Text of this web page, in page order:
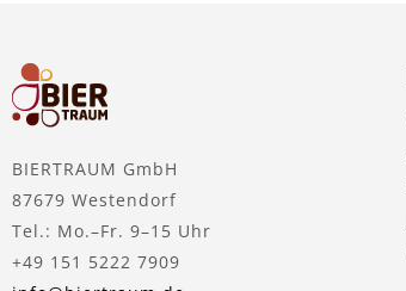
BIERTRAUM GmbH
87679 Westendorf
Tel.: Mo.–Fr. 9–15 Uhr
+49 151 5222 7909